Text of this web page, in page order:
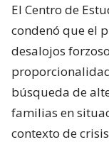
El Centro de
condenó que el
desalojos
búsqueda de
familias en
contexto de